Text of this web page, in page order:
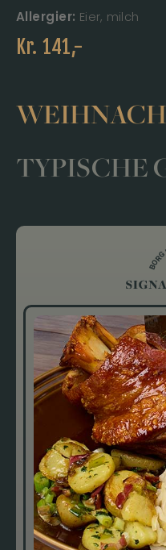
Allergier: Eier, milch
Kr. 141,-
TYPISCHE